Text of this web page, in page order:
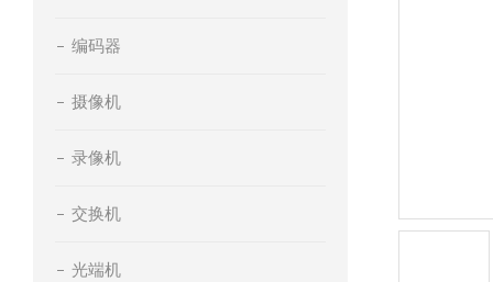
编码器
摄像机
录像机
交换机
光端机